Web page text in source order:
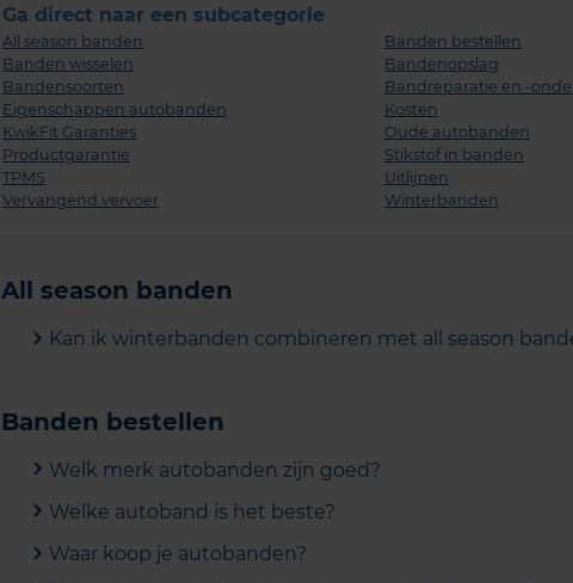
Ga direct naar een subcategorie
All season banden
Banden bestellen
Banden wisselen
Bandenopslag
Bandensoorten
Bandreparatie en -
Eigenschappen autobanden
Kosten
KwikFit Garanties
Oude autobanden
Productgarantie
Stikstof in banden
TPMS
Uitlijnen
Vervangend vervoer
Winterbanden
All season banden
Kan ik winterbanden combineren met all season
Banden bestellen
Welk merk autobanden zijn goed?
Welke autoband is het beste?
Waar koop je autobanden?